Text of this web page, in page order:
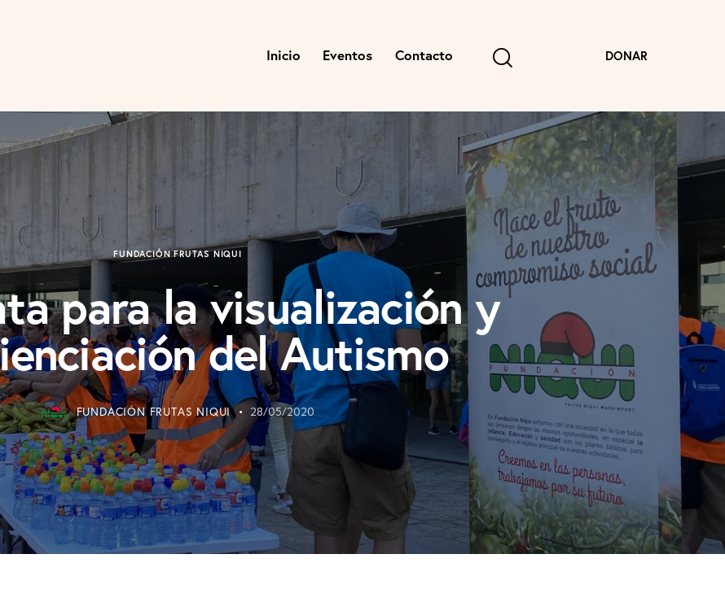
Inicio Eventos Contacto DONAR
FUNDACIÓN FRUTAS NIQUI
para la visualización y
del Autismo
FUNDACIÓN FRUTAS NIQUI 28/05/2020